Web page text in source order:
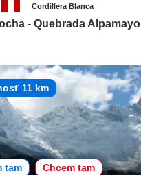
Cordillera Blanca
- Quebrada Alpamayo
11 km
tam Chcem tam